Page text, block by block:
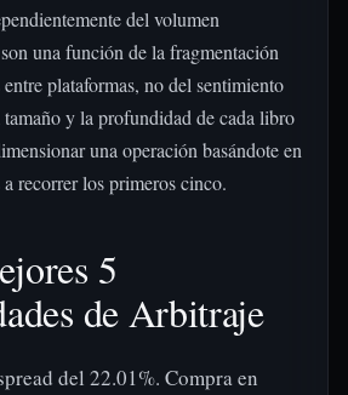
del volumen
una función de la fragmentación
plataformas, no del sentimiento
y la profundidad de cada libro
una operación basándote en
recorrer los primeros cinco.
5
de Arbitraje
del 22.01%. Compra en